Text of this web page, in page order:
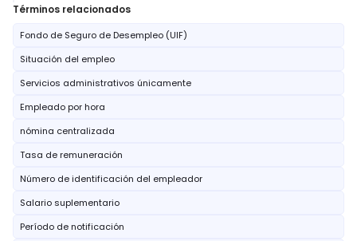
Términos relacionados
Fondo de Seguro de Desempleo (UIF)
Situación del empleo
Servicios administrativos únicamente
Empleado por hora
nómina centralizada
Tasa de remuneración
Número de identificación del empleador
Salario suplementario
Período de notificación